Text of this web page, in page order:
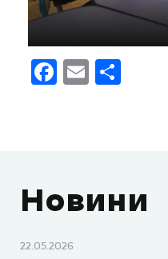
Facebook
Email
Новини
22.05.2026